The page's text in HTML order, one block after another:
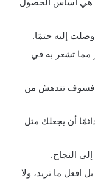
بل هي أساس الحصول
إليه حتمًا.
مما تشعر به في
فسوف تندهش من
أن يجعلك مثل
النجاح.
افعل ما تريد، ولا